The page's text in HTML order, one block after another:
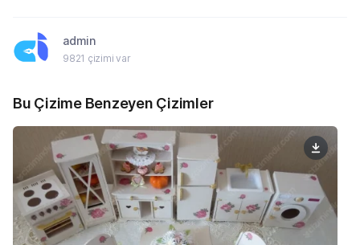
admin
9821 çizimi var
Bu Çizime Benzeyen Çizimler